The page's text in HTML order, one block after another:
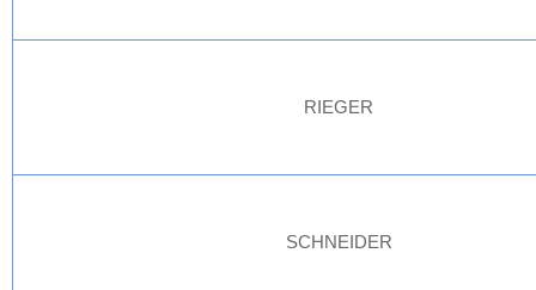
RIEGER
SCHNEIDER